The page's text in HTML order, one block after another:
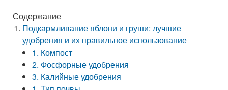
Содержание
Подкармливание яблони и груши: лучшие
удобрения и их правильное использование
1. Компост
2. Фосфорные удобрения
3. Калийные удобрения